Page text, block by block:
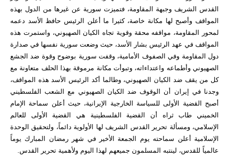
القدس الشريف وجبهة المقاومة، فتميزت سورية عن غيرها من الدول بهذه
المواقف وأصبح لها مكانة خاصة، كثيرا ما أعلن الرئيس حافظ الأسد دعمه
لمحور المقاومة، مواقفه محقة وقوية تجاه الكيان الصهيوني، واستمرت هذه
المواقف في عهد الرئيس بشار الأسد، حيث وضعت سورية نفسها في صدارة
دول المقاومة وفي الصفوف الأمامية، وقفت سورية بوضوح وقوة ضد الجشع
الصهيوني وأطماعه واعتداءاته، وتبوأت مكانة مرموقة بهذا الحلف متعاونة مع
كل من يقف ضد الكيان الصهيوني، وطالما أكد الرئيس الأسد هذه المواقف،
وجدنا في إيران أن الوقوف ضد الكيان الصهيوني مع الشعب الفلسطيني
أصبح القضية الأولى للسياسة الخارجية الإيرانية، حيث أعلن سماحة الإمام
الخميني طاب ثراه أن القضية الفلسطينية هي القضية الأولى للعالم
الإسلامي، ومسألة تحرير القدس الشريف لها الأولوية دائماً، ولتحقيق الوحدة
الإسلامية أعلن سماحته يوم الجمعة الأخير في شهر رمضان المبارك يوماً
عالمياً للقدس، لينتبه المسلمون جميعهم لهذا اليوم ولأهمية تحرير القدس.